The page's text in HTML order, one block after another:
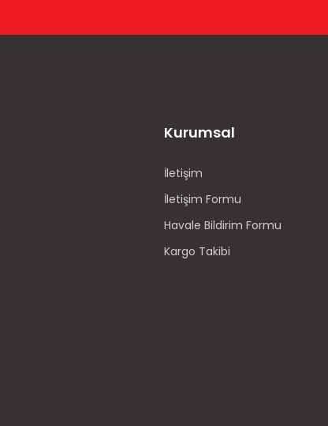
Kurumsal
İletişim
İletişim Formu
Havale Bildirim Formu
Kargo Takibi